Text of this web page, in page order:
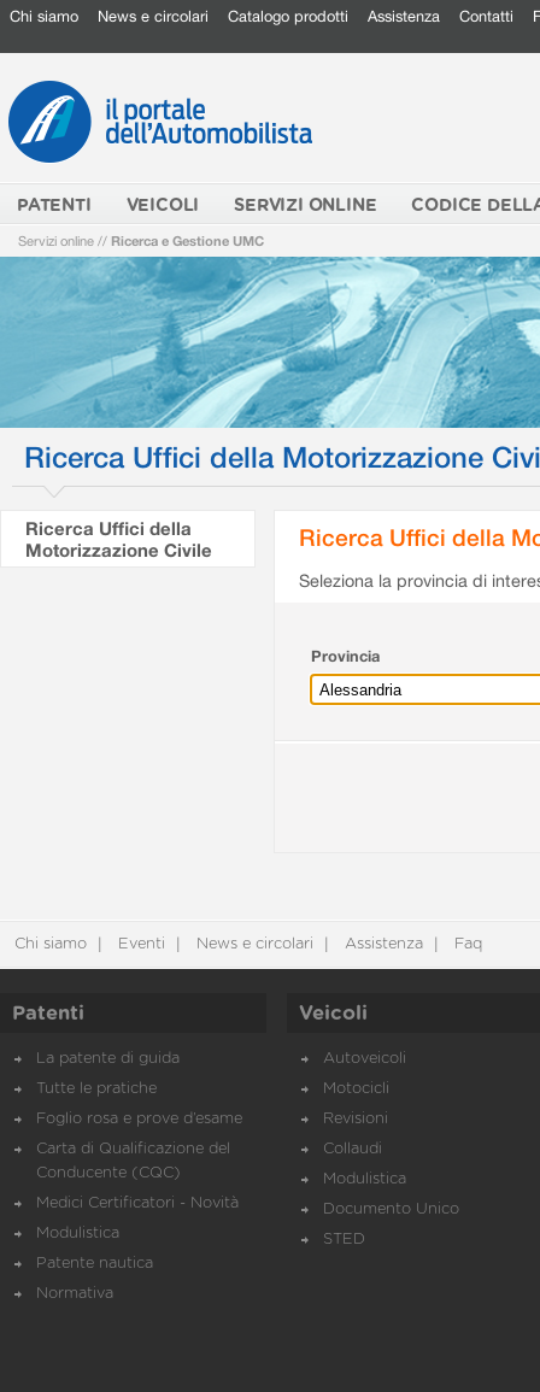
Chi siamo News e circolari Catalogo prodotti Assistenza Contatti
PATENTI VEICOLI SERVIZI ONLINE CODICE
Servizi online // Ricerca e Gestione UMC
Ricerca Uffici della Motorizzazione
Ricerca Uffici della
Motorizzazione Civile
Ricerca Uffici della
Seleziona la provincia di
Provincia
Chi siamo Eventi News e circolari Assistenza Faq
Patenti
La patente di guida
Tutte le pratiche
Foglio rosa e prove d’esame
Carta di Qualificazione del
Conducente (CQC)
Medici Certificatori - Novità
Modulistica
Patente nautica
Normativa
Veicoli
Autoveicoli
Motocicli
Revisioni
Collaudi
Modulistica
Documento Unico
STED